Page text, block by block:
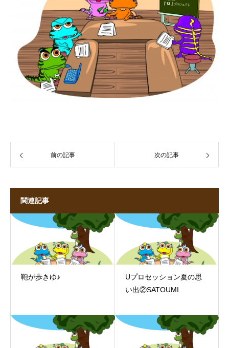
前の記事 次の記事
関連記事
鞄が歩きゆ♪
Uプロセッション夏の思
い出②SATOUMI